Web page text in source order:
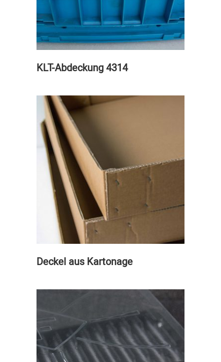
KLT-Abdeckung 4314
Deckel aus Kartonage